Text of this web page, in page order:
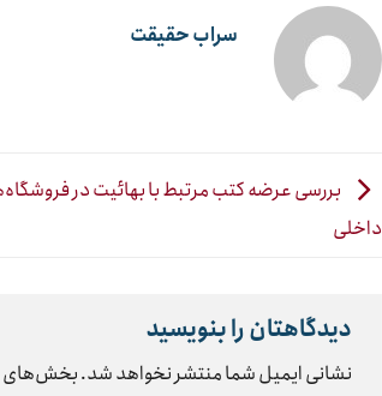
سراب حقیقت
بررسی عرضه کتب مرتبط با بهائیت در
داخلی
دیدگاهتان را بنویسید
نشانی ایمیل شما منتشر نخواهد شد.بخش‌های